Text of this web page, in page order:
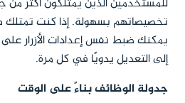
للمستخدمين الذين يمتلكون أكثر
تخصيصاتهم بسهولة. إذا كنت تمتلك
يمكنك ضبط نفس إعدادات الأزرار على
إلى التعديل يدويًا في كل مرة.
جدولة الوظائف بناءً على الوقت